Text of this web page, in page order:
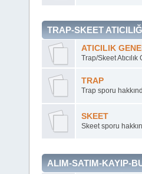
TRAP-SKEET
ATICILIK
Trap/Skeet Atıcılık
TRAP
Trap sporu
SKEET
Skeet sporu
ALIM-SATIM-KAYIP-